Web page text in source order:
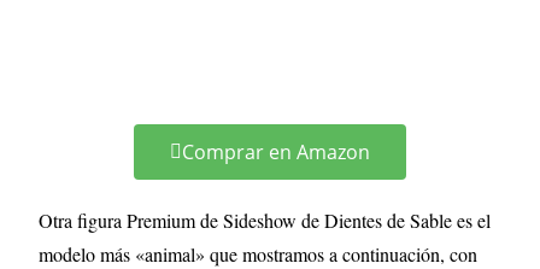
Comprar en Amazon
Otra figura Premium de Sideshow de Dientes de Sable es el
modelo más «animal» que mostramos a continuación, con